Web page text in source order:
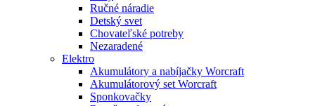
Ručné náradie
Detský svet
Chovateľské potreby
Nezaradené
Elektro
Akumulátory a nabíjačky Worcraft
Akumulátorový set Worcraft
Sponkovačky